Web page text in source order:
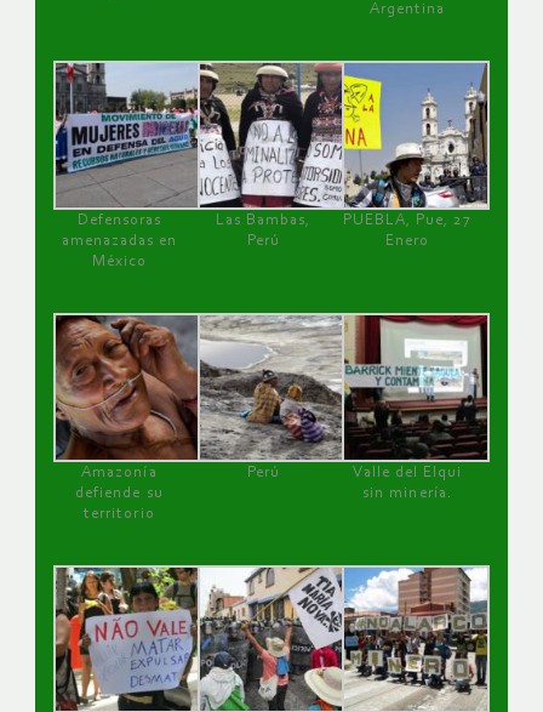
Argentina
Defensoras
amenazadas en
México
Las Bambas,
Perú
PUEBLA, Pue, 27
Enero
Amazonía
defiende su
territorio
Perú
Valle del Elqui
sin minería.